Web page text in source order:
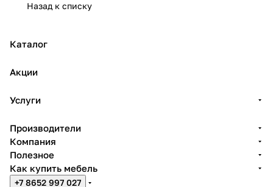
Назад к списку
Каталог
Акции
Услуги
Производители
Компания
Полезное
Как купить мебель
+7 8652 997 027